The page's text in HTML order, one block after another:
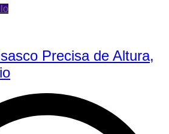
Precisa de Altura,